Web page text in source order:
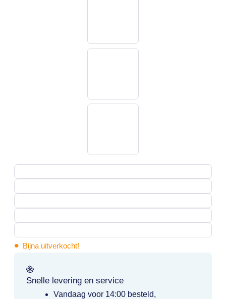
• Bijna uitverkocht!
Snelle levering en service
Vandaag voor 14:00 besteld,